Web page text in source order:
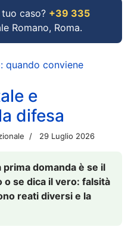
caso? +39 335
Romano, Roma.
quando conviene
e
difesa
29 Luglio 2026
domanda è se il
se dica il vero: falsità
reati diversi e la